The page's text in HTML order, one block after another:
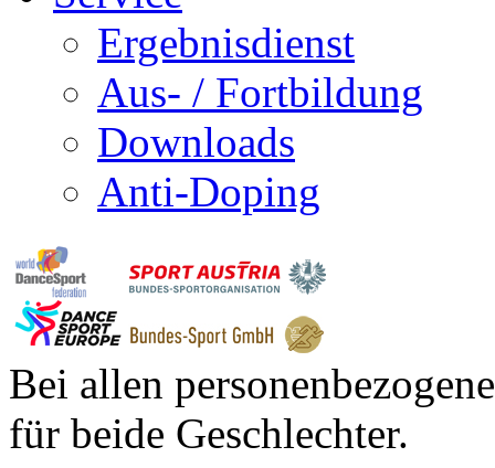
Ergebnisdienst
Aus- / Fortbildung
Downloads
Anti-Doping
Bei allen
für beide Geschlechter.